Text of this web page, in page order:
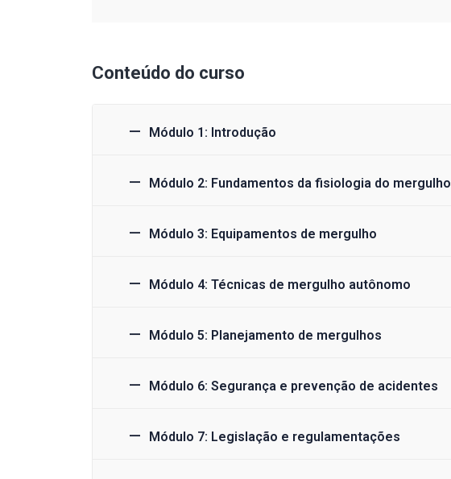
Conteúdo do curso
Módulo 1: Introdução
Módulo 2: Fundamentos da fisiologia do mergulho
Módulo 3: Equipamentos de mergulho
Módulo 4: Técnicas de mergulho autônomo
Módulo 5: Planejamento de mergulhos
Módulo 6: Segurança e prevenção de acidentes
Módulo 7: Legislação e regulamentações